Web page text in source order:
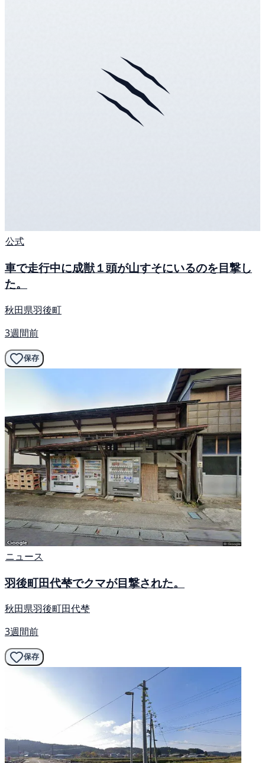
公式
車で走行中に成獣１頭が山すそにいるのを目撃し
た。
秋田県羽後町
3週間前
保存
ニュース
羽後町田代梺でクマが目撃された。
秋田県羽後町田代梺
3週間前
保存